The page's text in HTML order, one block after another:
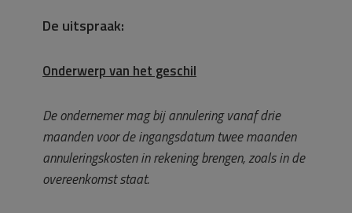
De uitspraak:
Onderwerp van het geschil
De ondernemer mag bij annulering vanaf drie
maanden voor de ingangsdatum twee maanden
annuleringskosten in rekening brengen, zoals in de
overeenkomst staat.